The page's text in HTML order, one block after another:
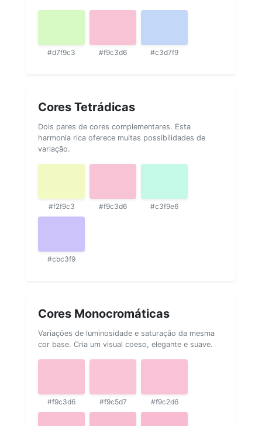
#d7f9c3 #f9c3d6 #c3d7f9
Cores Tetrádicas
Dois pares de cores complementares. Esta
harmonia rica oferece muitas possibilidades de
variação.
#f2f9c3 #f9c3d6 #c3f9e6
#cbc3f9
Cores Monocromáticas
Variações de luminosidade e saturação da mesma
cor base. Cria um visual coeso, elegante e suave.
#f9c3d6 #f9c5d7 #f9c2d6